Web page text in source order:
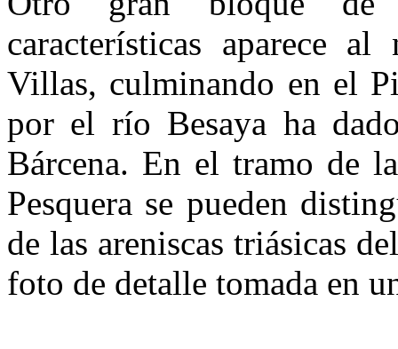
características aparece
Villas, culminando en el
por el río Besaya ha
Bárcena. En el tramo de
Pesquera se pueden
de las are­niscas triásicas
foto de detalle tomada en